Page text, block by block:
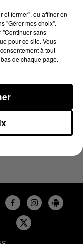
2026 À 11H39
et fermer", ou affiner en
"Gérer mes choix".
"Continuer sans
pour ce site. Vous
à tout
de chaque page.